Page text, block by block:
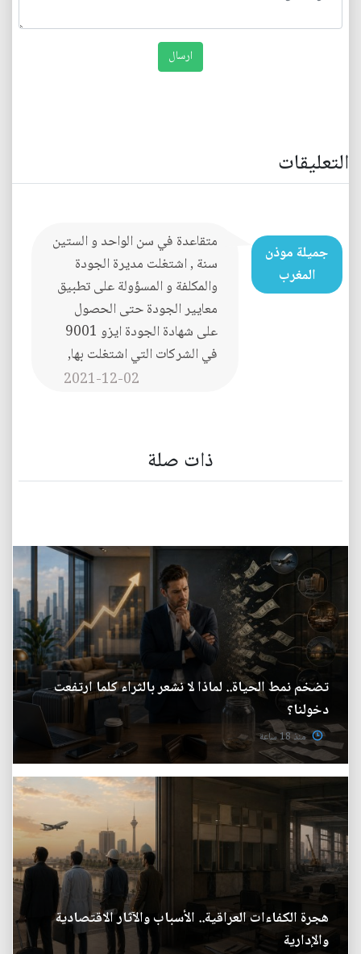
التعليقات
جميلة موذن
المغرب
متقاعدة في سن الواحد و الستين
سنة , اشتغلت مديرة الجودة
والمكلفة و المسؤولة على تطبيق
معايير الجودة حتى الحصول
على شهادة الجودة ايزو 9001
في الشركات التي اشتغلت بها,
2021-12-02
ذات صلة
تضخم نمط الحياة.. لماذا لا نشعر بالثراء كلما ارتفعت
دخولنا؟
منذ 18 ساعة
هجرة الكفاءات العراقية.. الأسباب والآثار الاقتصادية
والإدارية